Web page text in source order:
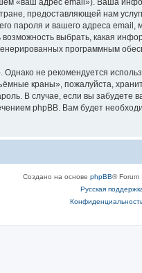
предоставляющей нам
пароля и вашего адреса email,
выбрать, какая
программным
не рекомендуется
краны», пожалуйста,
В случае, если вы
phpBB. Вам будет
Создано на основе phpBB® Forum
Русская